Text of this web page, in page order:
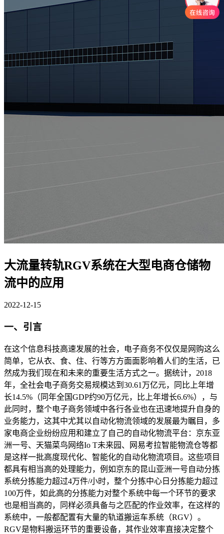
大流量转轨RGV系统在大型电商仓储物
流中的应用
2022-12-15
一、引言
在这个信息科技高速发展的社会，电子商务不仅仅是网购这么
简单，它从衣、食、住、行等方方面面影响着人们的生活，已
然成为我们现在和未来的重要生活方式之一。据统计，2018
年，全社会电子商务交易规模达到30.61万亿元，同比上年增
长14.5%（同年全国GDP约90万亿元，比上年增长6.6%），与
此同时，整个电子商务领域中各行各业也在迅速地提升自身的
业务能力，这其中尤其以自动化物流领域的发展最为瞩目，多
家电商企业纷纷应用和建立了自己的自动化物流平台：京东亚
洲一号、天猫菜鸟网络Io T未来园、网易考拉智能物流仓等都
是这样一批高度现代化、智能化的自动化物流项目。这些项目
都具有相当高的处理能力，例如京东的昆山亚洲一号自动分拣
系统分拣能力超过4万件/小时，整个分拣中心日分拣能力超过
100万件，如此高的分拣能力对整个系统中每一个环节的要求
也是相当高的，同样必须具备与之匹配的作业效率，在这样的
系统中，一般都配置有大量的轨道搬运车系统（RGV）。
RGV是物料搬运环节的重要设备，其作业效率直接决定整个